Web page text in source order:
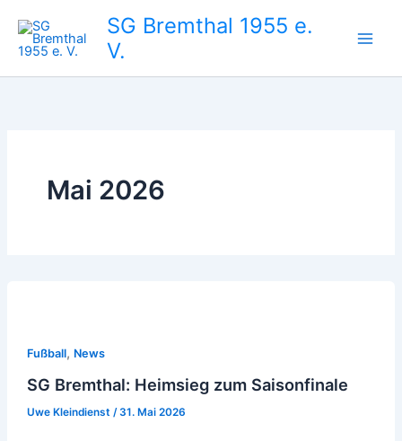
Inhalt
springen
SG Bremthal 1955 e.
V.
Mai 2026
Fußball, News
SG Bremthal: Heimsieg zum Saisonfinale
Uwe Kleindienst /31. Mai 2026